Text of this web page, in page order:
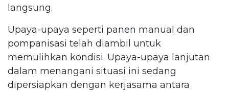
langsung.
Upaya-upaya seperti panen manual dan
pompanisasi telah diambil untuk
memulihkan kondisi. Upaya-upaya lanjutan
dalam menangani situasi ini sedang
dipersiapkan dengan kerjasama antara